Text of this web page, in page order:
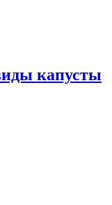
капусты